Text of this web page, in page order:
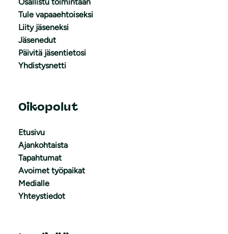
Tule vapaaehtoiseksi
Liity jäseneksi
Jäsenedut
Päivitä jäsentietosi
Yhdistysnetti
Oikopolut
Etusivu
Ajankohtaista
Tapahtumat
Avoimet työpaikat
Medialle
Yhteystiedot